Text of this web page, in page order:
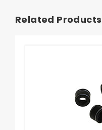
Related Products